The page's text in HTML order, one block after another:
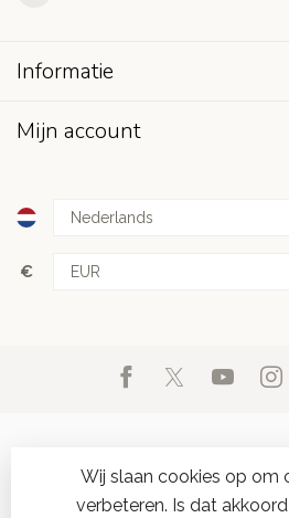
Informatie
Mijn account
€
© Copyright 2026 d'Oude Seylmakerij
Wij slaan cookies op om
verbeteren. Is dat